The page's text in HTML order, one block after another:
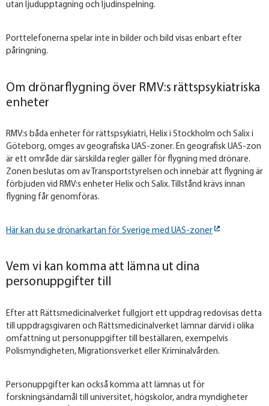
utan ljudupptagning och ljudinspelning.
Porttelefonerna spelar inte in bilder och bild visas enbart efter
påringning.
Om drönarflygning över RMV:s rättspsykiatriska
enheter
RMV:s båda enheter för rättspsykiatri, Helix i Stockholm och Salix i
Göteborg, omges av geografiska UAS-zoner. En geografisk UAS-zon
är ett område där särskilda regler gäller för flygning med drönare.
Zonen beslutas om av Transportstyrelsen och innebär att flygning är
förbjuden vid RMV:s enheter Helix och Salix. Tillstånd krävs innan
flygning får genomföras.
Här kan du se drönarkartan för Sverige med UAS-zoner
Vem vi kan komma att lämna ut dina
personuppgifter till
Efter att Rättsmedicinalverket fullgjort ett uppdrag redovisas detta
till uppdragsgivaren och Rättsmedicinalverket lämnar därvid i olika
omfattning ut personuppgifter till beställaren, exempelvis
Polismyndigheten, Migrationsverket eller Kriminalvården.
Personuppgifter kan också komma att lämnas ut för
forskningsändamål till universitet, högskolor, andra myndigheter